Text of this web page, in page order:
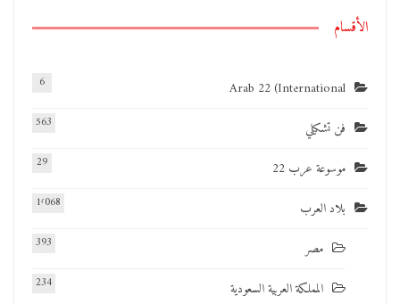
الأقسام
Arab 22 (International
6
فن تشكيلي 563
موسوعة عرب 22 29
بلاد العرب 1٬068
مصر 393
المملكة العربية السعودية 234